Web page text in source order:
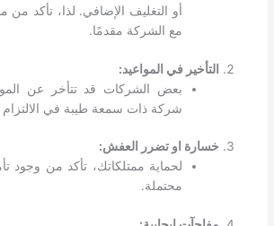
أو التغليف الإضافي. لذا، تأكد من
مع الشركة مقدمًا.
التأخير في المواعيد:
بعض الشركات قد تتأخر عن
شركة ذات سمعة طيبة في الالتزام
خسارة او تضرر العفش:
لحماية ممتلكاتك، تأكد من وجود
محتملة.